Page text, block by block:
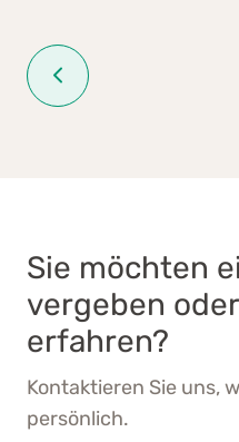
Sie möchten
vergeben
erfahren?
Kontaktieren Sie uns,
persönlich.